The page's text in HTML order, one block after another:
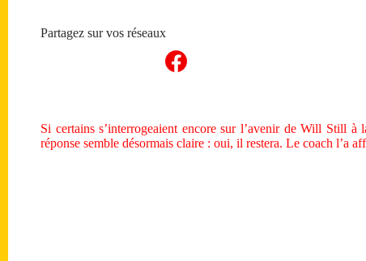
Partagez sur vos réseaux
Si certains s’interrogeaient encore sur l’avenir de Will Still
réponse semble désormais claire : oui, il restera. Le coach l’a